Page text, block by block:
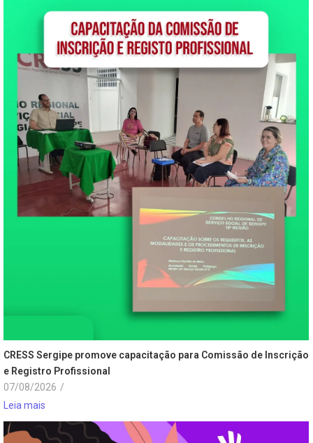
CRESS Sergipe promove capacitação para Comissão de Inscrição
e Registro Profissional
07/08/2026 /
Leia mais